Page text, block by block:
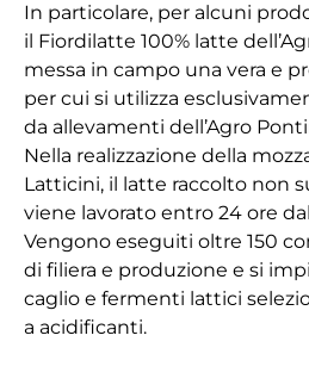
In particolare, per alcuni
il Fiordilatte 100% latte
messa in campo una vera e
per cui si utilizza
da allevamenti dell’Agro
Nella realizzazione della
Latticini, il latte raccolto non
viene lavorato entro 24 ore
Vengono eseguiti oltre 150
di filiera e produzione e si
caglio e fermenti lattici
a acidificanti.